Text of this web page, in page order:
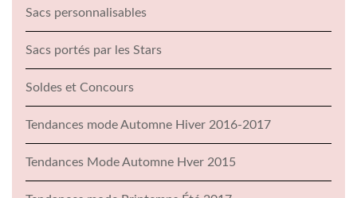
Sacs personnalisables
Sacs portés par les Stars
Soldes et Concours
Tendances mode Automne Hiver 2016-2017
Tendances Mode Automne Hver 2015